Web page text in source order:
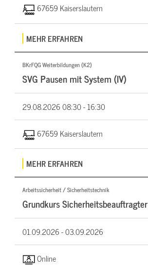
67659 Kaiserslautern
MEHR ERFAHREN
BKrFQG Weiterbildungen (K2)
SVG Pausen mit System (IV)
29.08.202608:30 - 16:30
67659 Kaiserslautern
MEHR ERFAHREN
Arbeitssicherheit / Sicherheitstechnik
Grundkurs Sicherheitsbeauftragter
01.09.2026 -03.09.2026
Online